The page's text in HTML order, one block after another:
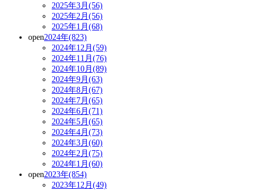
2025年3月(56)
2025年2月(56)
2025年1月(68)
open2024年(823)
2024年12月(59)
2024年11月(76)
2024年10月(89)
2024年9月(63)
2024年8月(67)
2024年7月(65)
2024年6月(71)
2024年5月(65)
2024年4月(73)
2024年3月(60)
2024年2月(75)
2024年1月(60)
open2023年(854)
2023年12月(49)